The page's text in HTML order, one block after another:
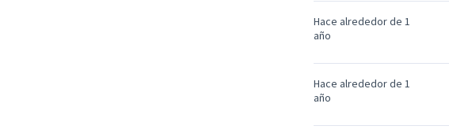
Hace alrededor de 1
año
Hace alrededor de 1
año